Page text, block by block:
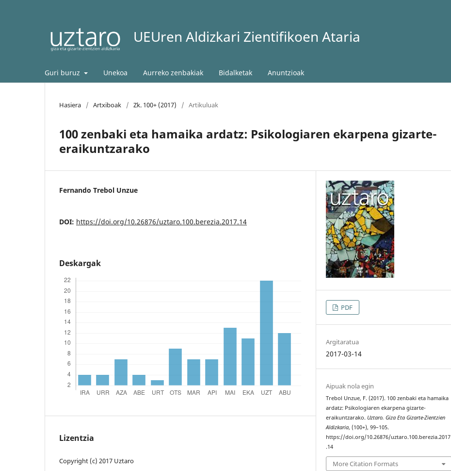
UEUren Aldizkari Zientifikoen Ataria
Guri buruz Unekoa Aurreko zenbakiak Bidalketak Anuntzioak
Hasiera / Artxiboak / Zk. 100+ (2017) / Artikuluak
100 zenbaki eta hamaika ardatz: Psikologiaren ekarpena gizarte-
eraikuntzarako
Fernando Trebol Unzue
DOI: https://doi.org/10.26876/uztaro.100.berezia.2017.14
Deskargak
Lizentzia
Copyright (c) 2017 Uztaro
PDF
Argitaratua
2017-03-14
Aipuak nola egin
Trebol Unzue, F. (2017). 100 zenbaki eta hamaika
ardatz: Psikologiaren ekarpena gizarte-
eraikuntzarako. Uztaro. Giza Eta Gizarte-Zientzien
Aldizkaria, (100+), 99–105.
https://doi.org/10.26876/uztaro.100.berezia.2017
.14
More Citation Formats